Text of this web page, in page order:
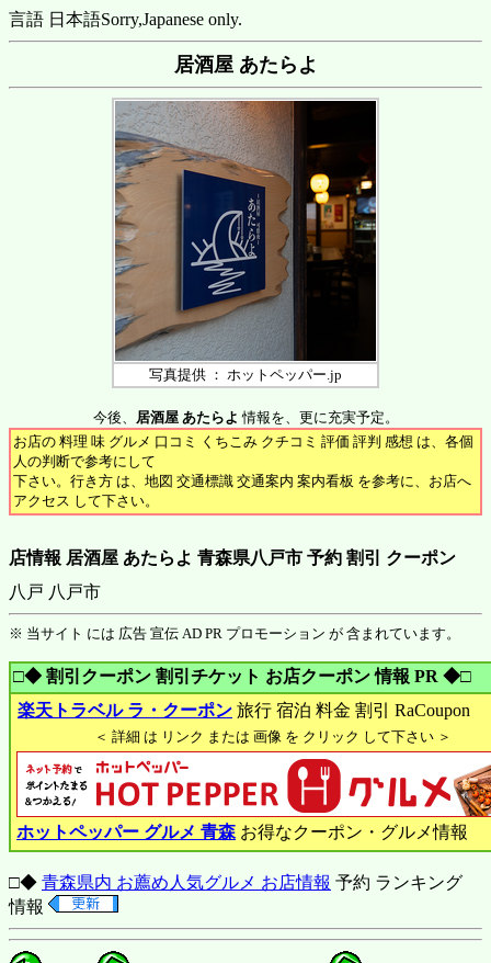
言語 日本語Sorry,Japanese only.
居酒屋 あたらよ
写真提供 ： ホットペッパー.jp
今後、 居酒屋 あたらよ 情報を、更に充実予定。
お店の 料理 味 グルメ 口コミ くちこみ クチコミ 評価 評判 感想 は、各個
人の判断で参考にして
下さい。行き方 は、地図 交通標識 交通案内 案内看板 を参考に、お店へ
アクセス して下さい。
店情報 居酒屋 あたらよ 青森県八戸市 予約 割引 クーポン
八戸 八戸市
※ 当サイト には 広告 宣伝 AD PR プロモーション が 含まれています。
□◆ 割引クーポン 割引チケット お店クーポン 情報 PR ◆□
楽天トラベル ラ・クーポン 旅行 宿泊 料金 割引 RaCoupon
＜ 詳細 は リンク または 画像 を クリック して下さい ＞
ホットペッパー グルメ 青森お得なクーポン・グルメ情報
□◆ 青森県内 お薦め人気グルメ お店情報 予約 ランキング
情報